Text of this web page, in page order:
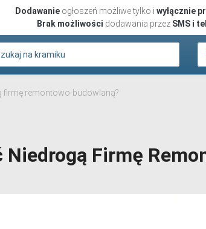
Dodawanie ogłoszeń możliwe tylko i wyłącznie
Brak możliwości dodawania przez SMS i
firmę remontowo-budowlaną?
Niedrogą Firmę